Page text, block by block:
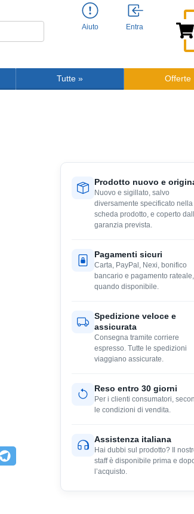
Aiuto Entra
Tutte » Offerte
Prodotto nuovo e
Nuovo e sigillato, salvo
diversamente specificato nella
scheda prodotto, e coperto
garanzia prevista.
Pagamenti sicuri
Carta, PayPal, Nexi, bonifico
bancario e pagamento rateale,
quando disponibile.
Spedizione veloce e
assicurata
Consegna tramite corriere
espresso. Tutte le spedizioni
viaggiano assicurate.
Reso entro 30 giorni
Per i clienti consumatori,
le condizioni di vendita.
Assistenza italiana
Hai dubbi sul prodotto? Il
staff è disponibile prima e
l’acquisto.